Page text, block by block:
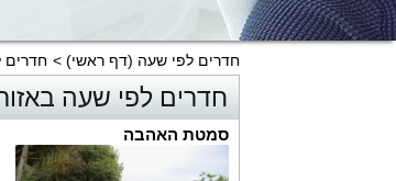
חדרים לפי שעה (דף ראשי) חדרים
חדרים לפי שעה
סמטת האהבה